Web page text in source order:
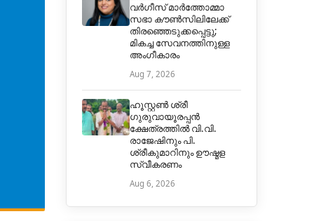
വർഗീസ് മാർത്തോമ്മാ
സഭാ കൗൺസിലിലേക്ക്
തിരഞ്ഞെടുക്കപ്പെട്ടു;
മികച്ച സേവനത്തിനുള്ള
അംഗീകാരം
Aug 7, 2026
ഹൂസ്റ്റൺ ശ്രീ
ഗുരുവായൂരപ്പൻ
ക്ഷേത്രത്തിൽ വി.വി.
രാജേഷിനും പി.
ശ്രീകുമാറിനും ഊഷ്മള
സ്വീകരണം
Aug 6, 2026